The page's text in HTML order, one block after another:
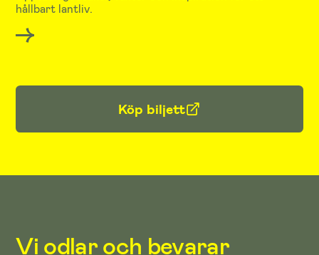
hållbart lantliv.
Köp biljett
Vi odlar och bevarar